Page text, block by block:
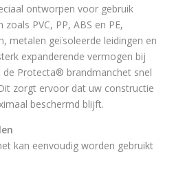
ontworpen voor gebruik
PVC, PP, ABS en PE,
metalen geïsoleerde leidingen en
expanderende vermogen bij
Protecta® brandmanchet snel
zorgt ervoor dat uw constructie
beschermd blijft.
kan eenvoudig worden gebruikt